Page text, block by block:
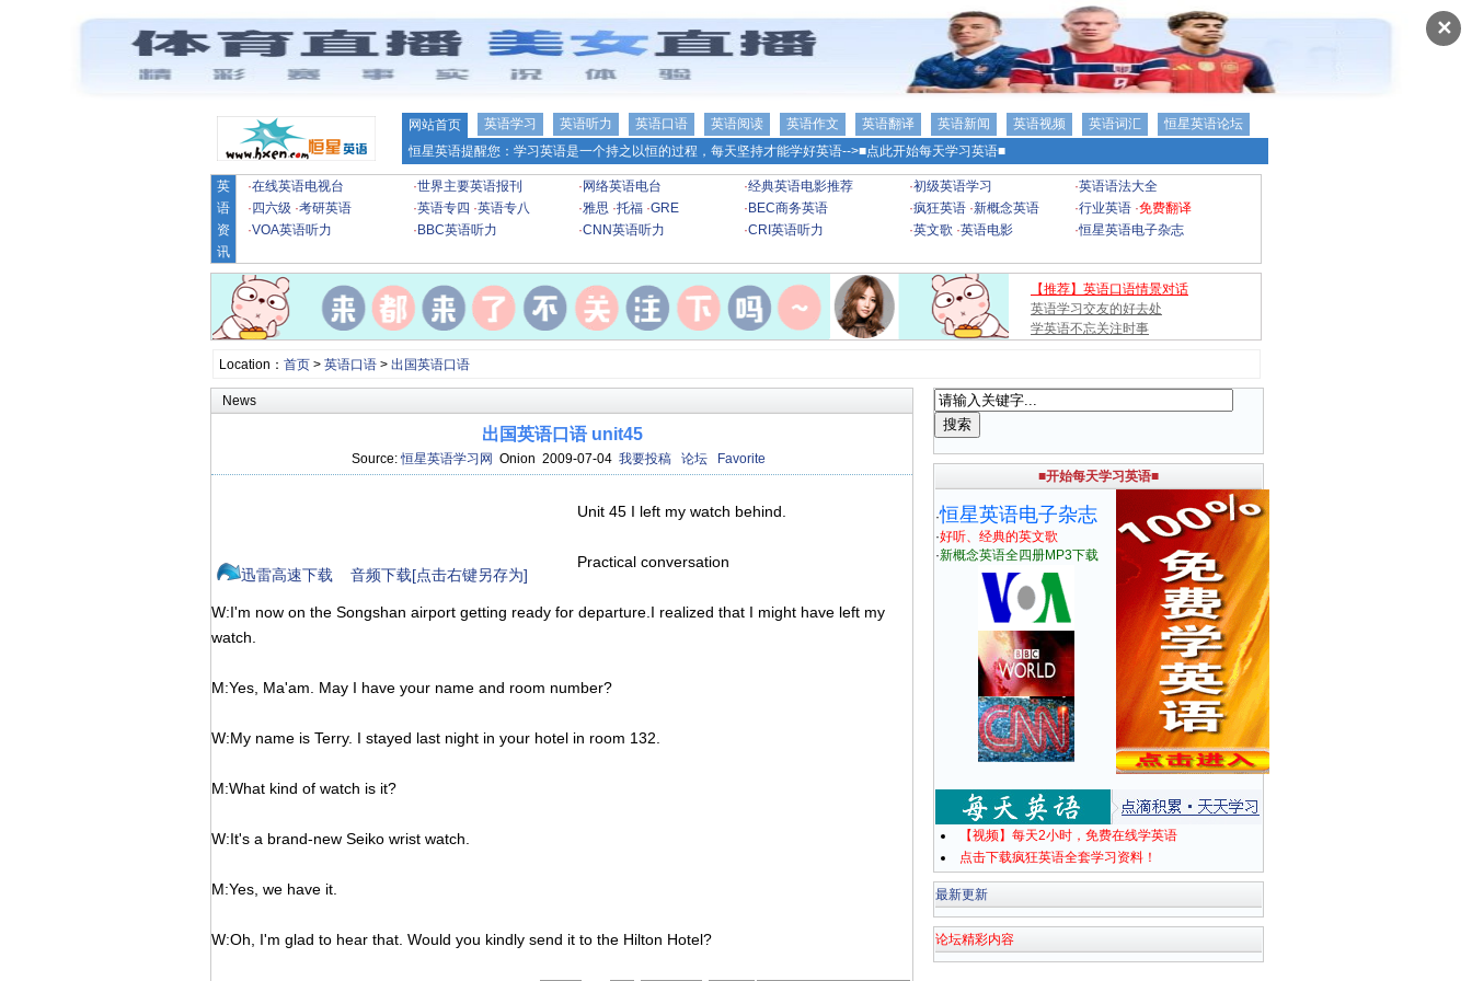
✕
网站首页 英语学习 英语听力 英语口语 英语阅读 英语作文 英语翻译 英语新闻 英语视频 英语词汇
恒星英语论坛
恒星英语提醒您：学习英语是一个持之以恒的过程，每天坚持才能学好英语-->■点此开始每天学习英语■
英
语
资
讯
·在线英语电视台 ·世界主要英语报刊 · 网络英语电台 ·经典英语电影推荐 ·初级英语学习 ·英语语法大全
· 四六级 ·考研英语 ·英语专四 ·英语专八 ·雅思 ·托福 ·GRE · BEC商务英语 ·疯狂英语 ·新概念英语 ·行业英语 ·免费翻译
·VOA英语听力 · BBC英语听力 ·CNN英语听力 ·CRI英语听力 ·英文歌 ·英语电影 ·恒星英语电子杂志
【推荐】英语口语情景对话
英语学习交友的好去处
学英语不忘关注时事
Location： 首页> 英语口语> 出国英语口语
News
出国英语口语 unit45
Source:恒星英语学习网 Onion 2009-07-04 我要投稿 论坛 Favorite
迅雷高速下载 音频下载[点击右键另存为]
Unit 45 I left my watch behind.
Practical conversation
W:I'm now on the Songshan airport getting ready for departure.I realized that I might have left my
watch.
M:Yes, Ma'am. May I have your name and room number?
W:My name is Terry. I stayed last night in your hotel in room 132.
M:What kind of watch is it?
W:It's a brand-new Seiko wrist watch.
M:Yes, we have it.
W:Oh, I'm glad to hear that. Would you kindly send it to the Hilton Hotel?
■开始每天学习英语■
·恒星英语电子杂志
·好听、经典的英文歌
·新概念英语全四册MP3下载
【视频】每天2小时，免费在线学英语
点击下载疯狂英语全套学习资料！
最新更新
论坛精彩内容